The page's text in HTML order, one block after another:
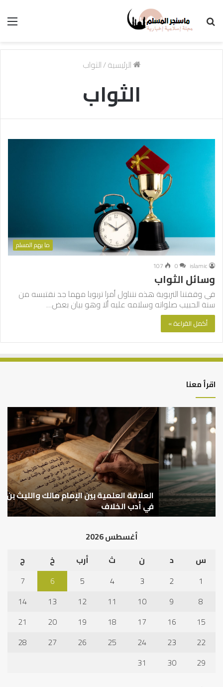
الرئيسية/الثواب
الثواب
ما يهم المسلم
islamic
0
107
وسائل الثواب
في وقفتنا التربوية هذه نتناول أمرا تربويا مهما جد نقتبسه من
سنة الحبيب صلواته وسلامه عليه ألا وهو بيان بعض…
أكمل القراءة »
اقرأ معنا
العلاقة
العلمية
بين
الإمام
مالك
والليث
بن
سعد:
نموذج
في
أدب
العلاقة العلمية بين الإمام مالك والليث بن سعد: نموذج
في أدب الخلاف
..
ما
أغسطس 2026
س
د ن ث أرب خ
ج
1
2
3
4
5
6
7
8
9
10
11
12
13
14
15
16
17
18
19
20
21
22
23
24
25
26
27
28
29
30
31